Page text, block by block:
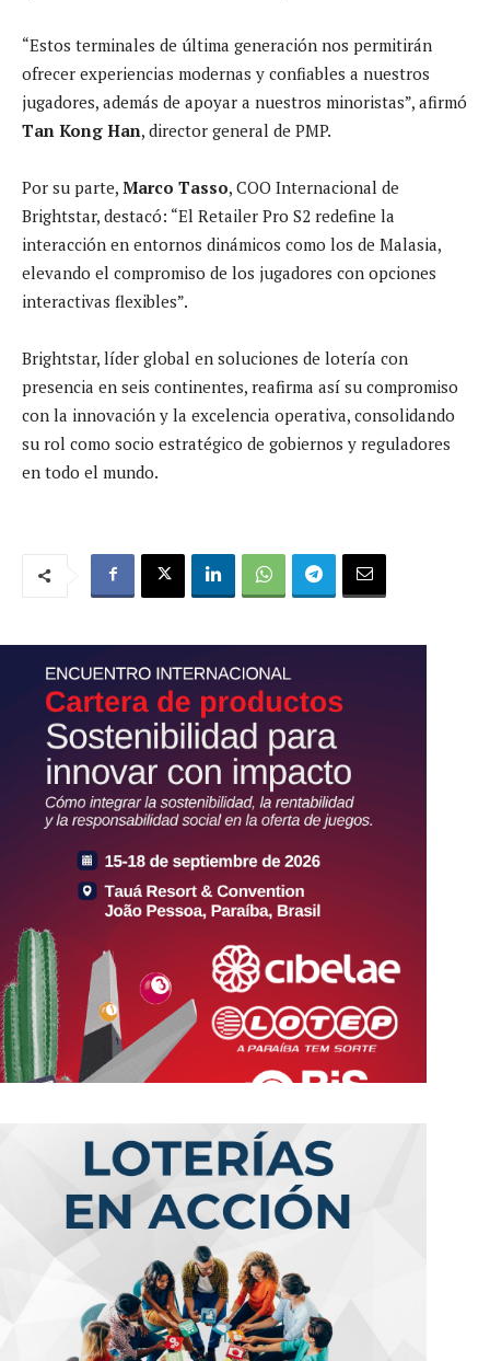
“Estos terminales de última generación nos permitirán
ofrecer experiencias modernas y confiables a nuestros
jugadores, además de apoyar a nuestros minoristas”, afirmó
Tan Kong Han, director general de PMP.
Por su parte, Marco Tasso, COO Internacional de
Brightstar, destacó: “El Retailer Pro S2 redefine la
interacción en entornos dinámicos como los de Malasia,
elevando el compromiso de los jugadores con opciones
interactivas flexibles”.
Brightstar, líder global en soluciones de lotería con
presencia en seis continentes, reafirma así su compromiso
con la innovación y la excelencia operativa, consolidando
su rol como socio estratégico de gobiernos y reguladores
en todo el mundo.